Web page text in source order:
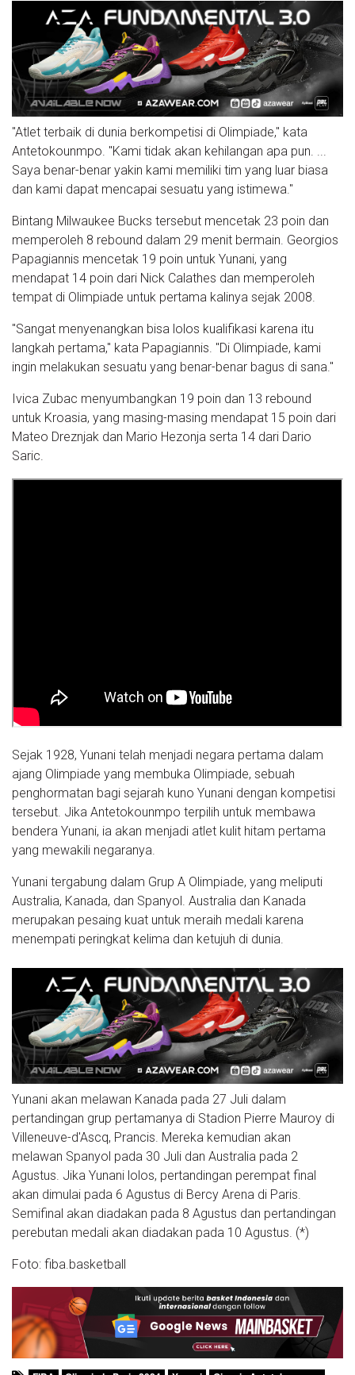
"Atlet terbaik di dunia berkompetisi di Olimpiade," kata
Antetokounmpo. "Kami tidak akan kehilangan apa pun. ...
Saya benar-benar yakin kami memiliki tim yang luar biasa
dan kami dapat mencapai sesuatu yang istimewa."
Bintang Milwaukee Bucks tersebut mencetak 23 poin dan
memperoleh 8 rebound dalam 29 menit bermain. Georgios
Papagiannis mencetak 19 poin untuk Yunani, yang
mendapat 14 poin dari Nick Calathes dan memperoleh
tempat di Olimpiade untuk pertama kalinya sejak 2008.
"Sangat menyenangkan bisa lolos kualifikasi karena itu
langkah pertama," kata Papagiannis. "Di Olimpiade, kami
ingin melakukan sesuatu yang benar-benar bagus di sana."
Ivica Zubac menyumbangkan 19 poin dan 13 rebound
untuk Kroasia, yang masing-masing mendapat 15 poin dari
Mateo Dreznjak dan Mario Hezonja serta 14 dari Dario
Saric.
Sejak 1928, Yunani telah menjadi negara pertama dalam
ajang Olimpiade yang membuka Olimpiade, sebuah
penghormatan bagi sejarah kuno Yunani dengan kompetisi
tersebut. Jika Antetokounmpo terpilih untuk membawa
bendera Yunani, ia akan menjadi atlet kulit hitam pertama
yang mewakili negaranya.
Yunani tergabung dalam Grup A Olimpiade, yang meliputi
Australia, Kanada, dan Spanyol. Australia dan Kanada
merupakan pesaing kuat untuk meraih medali karena
menempati peringkat kelima dan ketujuh di dunia.
Yunani akan melawan Kanada pada 27 Juli dalam
pertandingan grup pertamanya di Stadion Pierre Mauroy di
Villeneuve-d'Ascq, Prancis. Mereka kemudian akan
melawan Spanyol pada 30 Juli dan Australia pada 2
Agustus. Jika Yunani lolos, pertandingan perempat final
akan dimulai pada 6 Agustus di Bercy Arena di Paris.
Semifinal akan diadakan pada 8 Agustus dan pertandingan
perebutan medali akan diadakan pada 10 Agustus. (*)
Foto: fiba.basketball